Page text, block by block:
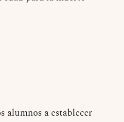
alumnos a establecer